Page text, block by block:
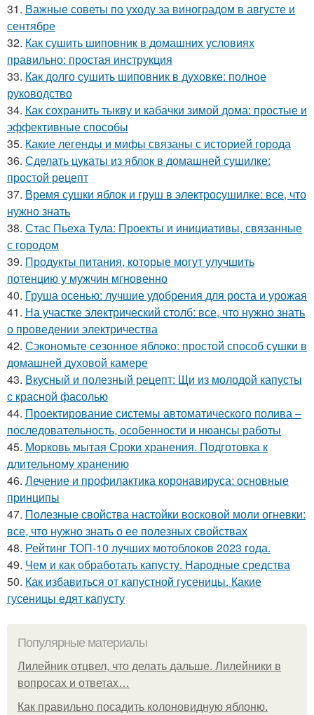
31. Важные советы по уходу за виноградом в августе и
сентябре
32. Как сушить шиповник в домашних условиях
правильно: простая инструкция
33. Как долго сушить шиповник в духовке: полное
руководство
34. Как сохранить тыкву и кабачки зимой дома: простые и
эффективные способы
35. Какие легенды и мифы связаны с историей города
36. Сделать цукаты из яблок в домашней сушилке:
простой рецепт
37. Время сушки яблок и груш в электросушилке: все, что
нужно знать
38. Стас Пьеха Тула: Проекты и инициативы, связанные
с городом
39. Продукты питания, которые могут улучшить
потенцию у мужчин мгновенно
40. Груша осенью: лучшие удобрения для роста и урожая
41. На участке электрический столб: все, что нужно знать
о проведении электричества
42. Сэкономьте сезонное яблоко: простой способ сушки в
домашней духовой камере
43. Вкусный и полезный рецепт: Щи из молодой капусты
с красной фасолью
44. Проектирование системы автоматического полива –
последовательность, особенности и нюансы работы
45. Морковь мытая Сроки хранения. Подготовка к
длительному хранению
46. Лечение и профилактика коронавируса: основные
принципы
47. Полезные свойства настойки восковой моли огневки:
все, что нужно знать о ее полезных свойствах
48. Рейтинг ТОП-10 лучших мотоблоков 2023 года.
49. Чем и как обработать капусту. Народные средства
50. Как избавиться от капустной гусеницы. Какие
гусеницы едят капусту
Популярные материалы
Лилейник отцвел, что делать дальше. Лилейники в
вопросах и ответах…
Как правильно посадить колоновидную яблоню.